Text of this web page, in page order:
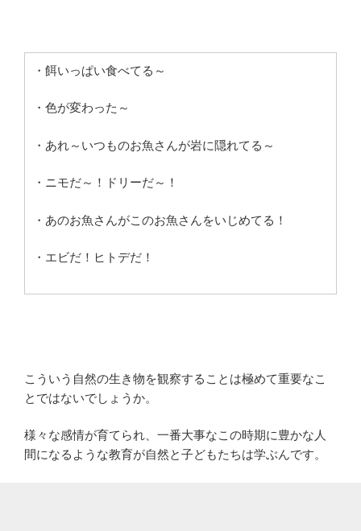
・餌いっぱい食べてる～
・色が変わった～
・あれ～いつものお魚さんが岩に隠れてる～
・ニモだ～！ドリーだ～！
・あのお魚さんがこのお魚さんをいじめてる！
・エビだ！ヒトデだ！
こういう自然の生き物を観察することは極めて重要なこ
とではないでしょうか。
様々な感情が育てられ、一番大事なこの時期に豊かな人
間になるような教育が自然と子どもたちは学ぶんです。